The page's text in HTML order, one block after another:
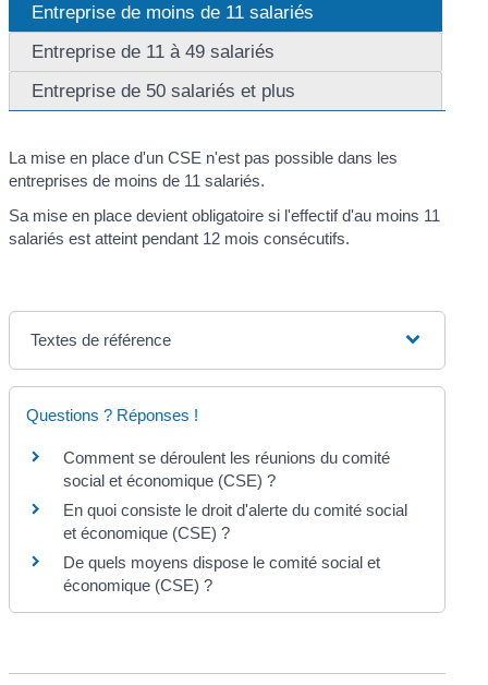
Entreprise de moins de 11 salariés
Entreprise de 11 à 49 salariés
Entreprise de 50 salariés et plus
La mise en place d'un CSE n'est pas possible dans les
entreprises de moins de 11 salariés.
Sa mise en place devient obligatoire si l'effectif d'au moins 11
salariés est atteint pendant 12 mois consécutifs.
Textes de référence
Questions ? Réponses !
Comment se déroulent les réunions du comité
social et économique (CSE) ?
En quoi consiste le droit d'alerte du comité social
et économique (CSE) ?
De quels moyens dispose le comité social et
économique (CSE) ?